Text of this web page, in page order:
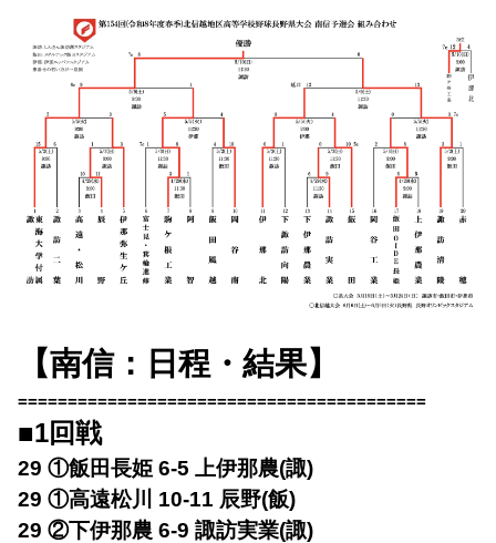
【南信：日程・結果】
=========================================
■1回戦
29 ①飯田長姫 6-5 上伊那農(諏)
29 ①高遠松川 10-11 辰野(飯)
29 ②下伊那農 6-9 諏訪実業(諏)